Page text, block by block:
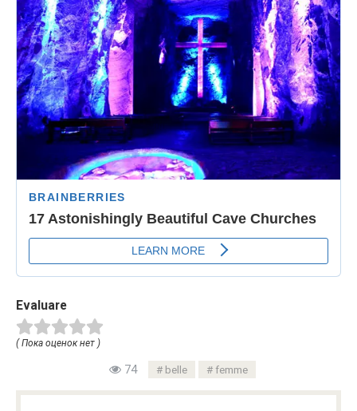
Evaluare
( Пока оценок нет )
74 belle femme